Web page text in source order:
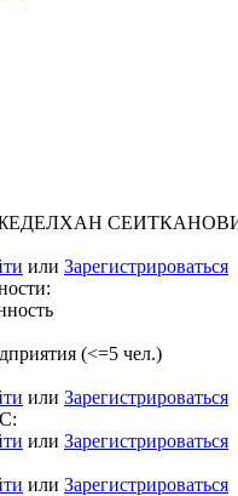
или Зарегистрироваться
(<=5 чел.)
или Зарегистрироваться
или Зарегистрироваться
или Зарегистрироваться